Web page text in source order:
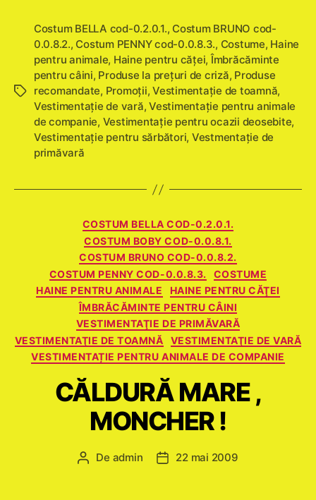
Etichete
Costum BELLA cod-0.2.0.1., Costum BRUNO cod-
0.0.8.2., Costum PENNY cod-0.0.8.3., Costume, Haine
pentru animale, Haine pentru căţei,Îmbrăcăminte
pentru câini, Produse la prețuri de criză, Produse
recomandate, Promoţii,Vestimentaţie de toamnă,
Vestimentaţie de vară,Vestimentație pentru animale
de companie, Vestimentaţie pentru ocazii deosebite,
Vestimentaţie pentru sărbători, Vestmentaţie de
primăvară
Categorii
COSTUM BELLA COD-0.2.0.1.
COSTUM BOBY COD-0.0.8.1.
COSTUM BRUNO COD-0.0.8.2.
COSTUM PENNY COD-0.0.8.3.
COSTUME
HAINE PENTRU ANIMALE
HAINE PENTRU CĂŢEI
ÎMBRĂCĂMINTE PENTRU CÂINI
VESTIMENTAŢIE DE PRIMĂVARĂ
VESTIMENTAŢIE DE TOAMNĂ
VESTIMENTAŢIE DE VARĂ
VESTIMENTAȚIE PENTRU ANIMALE DE COMPANIE
CĂLDURĂ MARE ,
MONCHER !
Autor
De admin
Dată22 mai 2009